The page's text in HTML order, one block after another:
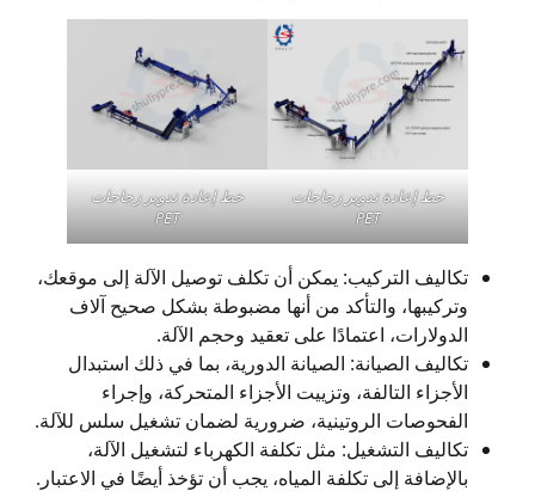
خط إعادة تدوير زجاجات
PET
خط إعادة تدوير زجاجات
PET
تكاليف التركيب: يمكن أن تكلف توصيل الآلة إلى موقعك،
وتركيبها، والتأكد من أنها مضبوطة بشكل صحيح آلاف
الدولارات، اعتمادًا على تعقيد وحجم الآلة.
تكاليف الصيانة: الصيانة الدورية، بما في ذلك استبدال
الأجزاء التالفة، وتزييت الأجزاء المتحركة، وإجراء
الفحوصات الروتينية، ضرورية لضمان تشغيل سلس للآلة.
تكاليف التشغيل: مثل تكلفة الكهرباء لتشغيل الآلة،
بالإضافة إلى تكلفة المياه، يجب أن تؤخذ أيضًا في الاعتبار.